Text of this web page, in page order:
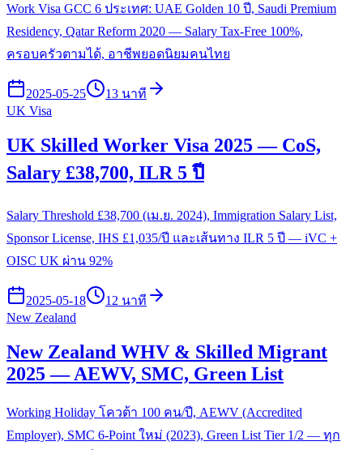
Work Visa GCC 6 ประเทศ: UAE Golden 10 ปี, Saudi Premium
Residency, Qatar Reform 2020 — Salary Tax-Free 100%,
ครอบครัวตามได้, อาชีพยอดนิยมคนไทย
2025-05-25
13 นาที
UK Visa
UK Skilled Worker Visa 2025 — CoS,
Salary £38,700, ILR 5 ปี
Salary Threshold £38,700 (เม.ย. 2024), Immigration Salary List,
Sponsor License, IHS £1,035/ปี และเส้นทาง ILR 5 ปี — iVC +
OISC UK ผ่าน 92%
2025-05-18
12 นาที
New Zealand
New Zealand WHV & Skilled Migrant
2025 — AEWV, SMC, Green List
Working Holiday โควต้า 100 คน/ปี, AEWV (Accredited
Employer), SMC 6-Point ใหม่ (2023), Green List Tier 1/2 — ทุก